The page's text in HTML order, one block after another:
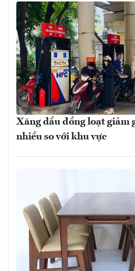
Xăng dầu đồng loạt giảm
nhiều so với khu vực